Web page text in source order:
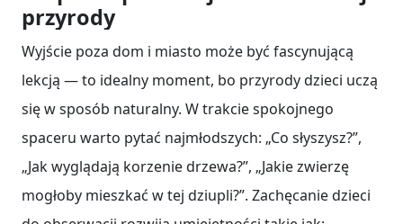
przyrody
Wyjście poza dom i miasto może być fascynującą
lekcją — to idealny moment, bo przyrody dzieci uczą
się w sposób naturalny. W trakcie spokojnego
spaceru warto pytać najmłodszych: „Co słyszysz?”,
„Jak wyglądają korzenie drzewa?”, „Jakie zwierzę
mogłoby mieszkać w tej dziupli?”. Zachęcanie dzieci